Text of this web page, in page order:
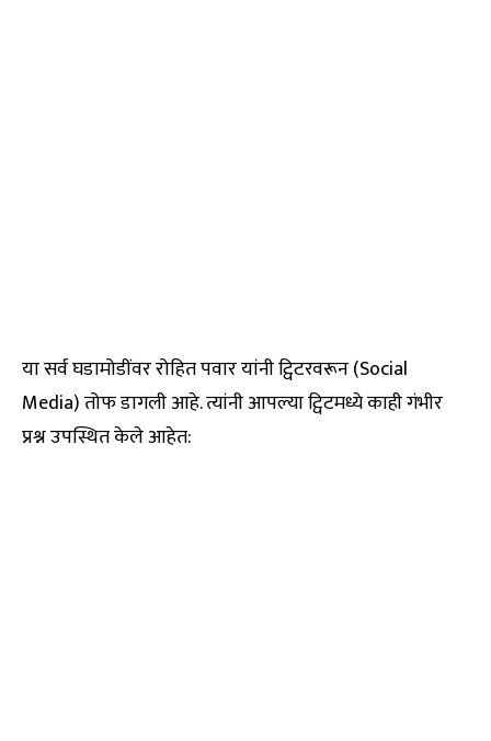
या सर्व घडामोडींवर रोहित पवार यांनी ट्विटरवरून (Social
Media) तोफ डागली आहे. त्यांनी आपल्या ट्विटमध्ये काही गंभीर
प्रश्न उपस्थित केले आहेत: